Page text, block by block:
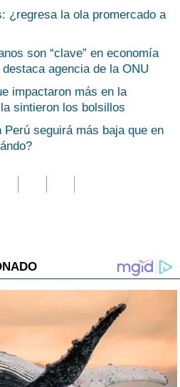
¿regresa la ola promercado a
son “clave” en economía
agencia de la ONU
impactaron más en la
sintieron los bolsillos
Perú seguirá más baja que en